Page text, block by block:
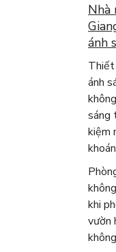
Nhà
ánh
Thiết
ánh
sáng
kiệm
khi
vườn